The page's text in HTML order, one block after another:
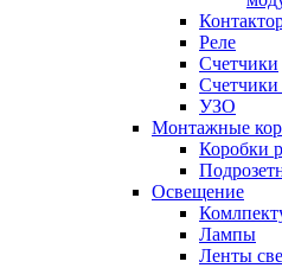
Реле
Счетчики
Счетчики
УЗО
Монтажные
Коробки
Освещение
Лампы
Ленты